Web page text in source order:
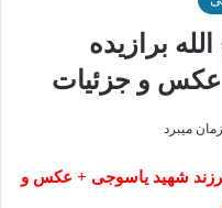
برازیده
عکس و جزئیات
شهید یاسوجی + عکس و